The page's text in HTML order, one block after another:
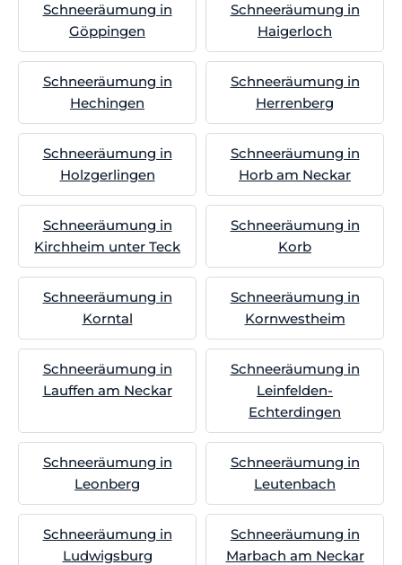
Schneeräumung in
Göppingen
Schneeräumung in
Haigerloch
Schneeräumung in
Hechingen
Schneeräumung in
Herrenberg
Schneeräumung in
Holzgerlingen
Schneeräumung in
Horb am Neckar
Schneeräumung in
Kirchheim unter Teck
Schneeräumung in
Korb
Schneeräumung in
Korntal
Schneeräumung in
Kornwestheim
Schneeräumung in
Lauffen am Neckar
Schneeräumung in
Leinfelden-
Echterdingen
Schneeräumung in
Leonberg
Schneeräumung in
Leutenbach
Schneeräumung in
Ludwigsburg
Schneeräumung in
Marbach am Neckar